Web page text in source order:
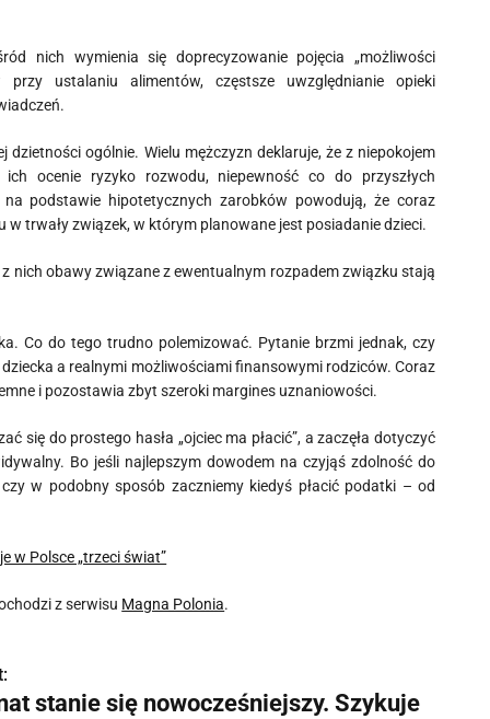
nich wymienia się doprecyzowanie pojęcia „możliwości
przy ustalaniu alimentów, częstsze uwzględnianie opieki
ogólnie. Wielu mężczyzn deklaruje, że z niepokojem
ocenie ryzyko rozwodu, niepewność co do przyszłych
podstawie hipotetycznych zarobków powodują, że coraz
trwały związek, w którym planowane jest posiadanie dzieci.
nich obawy związane z ewentualnym rozpadem związku stają
Co do tego trudno polemizować. Pytanie brzmi jednak, czy
a realnymi możliwościami finansowymi rodziców. Coraz
i pozostawia zbyt szeroki margines uznaniowości.
się do prostego hasła „ojciec ma płacić”, a zaczęła dotyczyć
Bo jeśli najlepszym dowodem na czyjąś zdolność do
w podobny sposób zaczniemy kiedyś płacić podatki – od
w Polsce „trzeci świat”
z serwisu Magna Polonia.
stanie się nowocześniejszy. Szykuje